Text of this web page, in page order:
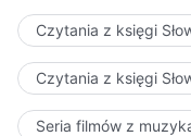
Czytania z księgi
Czytania z księgi
Seria filmów z